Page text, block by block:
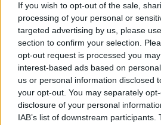
If you wish to opt-out of the sale,
processing of your personal or
targeted advertising by us, please
section to confirm your selection.
opt-out request is processed you
interest-based ads based on
us or personal information disclosed
your opt-out. You may separately
disclosure of your personal
IAB’s list of downstream
Paks: hétfőn és talán még
az utolsó turbina